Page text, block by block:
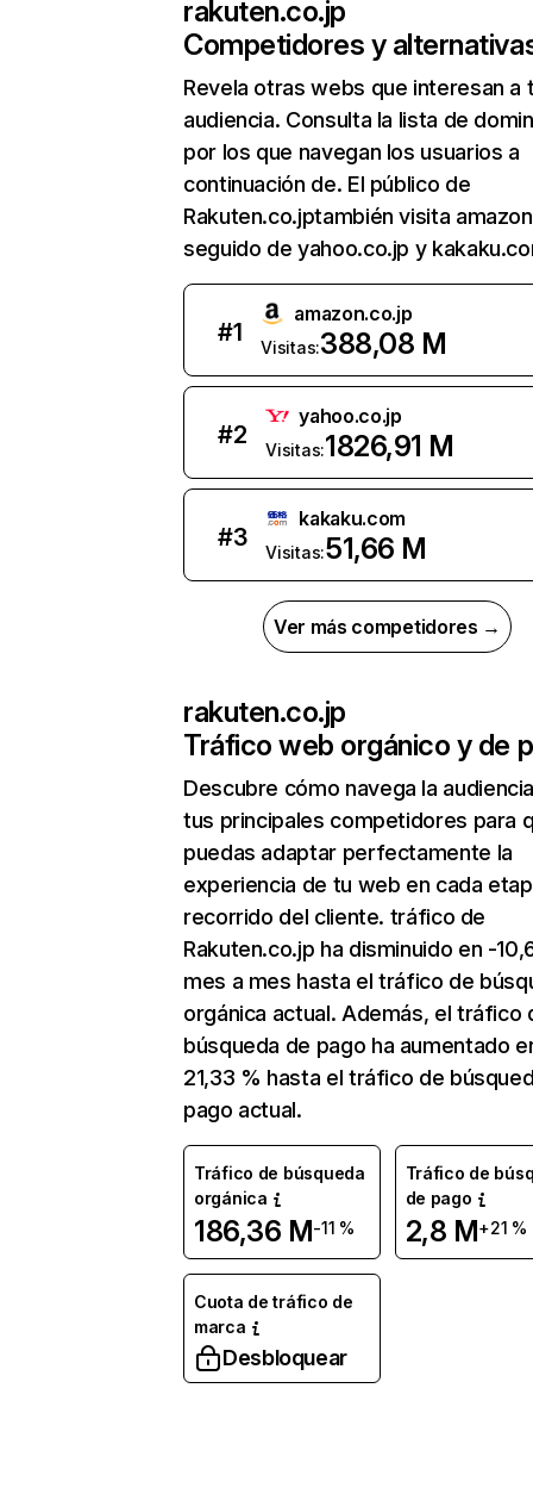
rakuten.co.jp
Competidores y
Revela otras webs que interesan a
audiencia. Consulta la lista de
por los que navegan los usuarios a
continuación de. El público de
Rakuten.co.jptambién visita
seguido de yahoo.co.jp y
#1
amazon.co.jp
Visitas:388,08 M
#2
yahoo.co.jp
Visitas:1826,91 M
#3
kakaku.com
Visitas:51,66 M
Ver más competidores →
rakuten.co.jp
Tráfico web orgánico y de
Descubre cómo navega la
tus principales competidores para
puedas adaptar perfectamente la
experiencia de tu web en cada
recorrido del cliente. tráfico de
Rakuten.co.jp ha disminuido en -
mes a mes hasta el tráfico de
orgánica actual. Además, el tráfico
búsqueda de pago ha aumentado
21,33 % hasta el tráfico de
pago actual.
Tráfico de búsqueda
orgánica
186,36 M-11 %
Tráfico de
de pago
2,8 M+21 %
Cuota de tráfico de
marca
Desbloquear